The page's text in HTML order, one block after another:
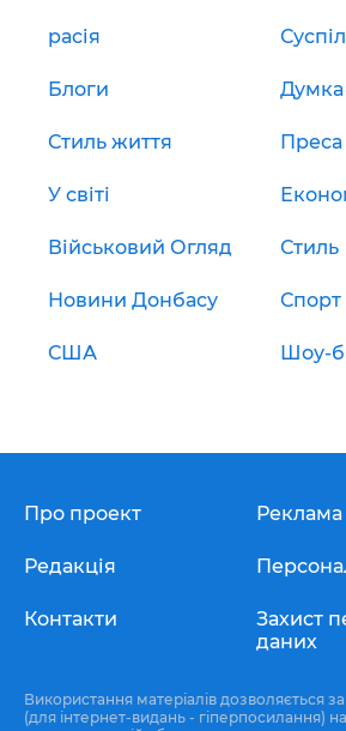
расія
Блоги Думка
Стиль життя Преса
У світі
Військовий Огляд Стиль
Новини Донбасу Спорт
США Шоу-
Про проект
Редакція
Контакти
Реклама
Захист
даних
Використання матеріалів дозволяється
(для інтернет-видань - гіперпосилання)